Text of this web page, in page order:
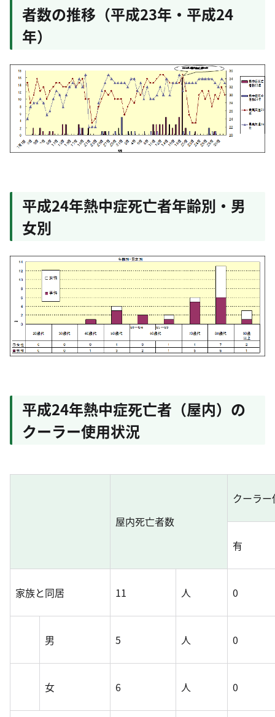
者数の推移（平成23年・平成24
年）
平成24年熱中症死亡者年齢別・男
女別
平成24年熱中症死亡者（屋内）の
クーラー使用状況
屋内死亡者数
クーラ
有
家族と同居 11 人 0
男 5 人 0
女 6 人 0